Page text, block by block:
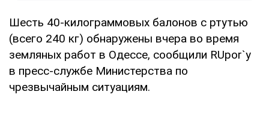
Шесть 40-килограммовых балонов с ртутью
(всего 240 кг) обнаружены вчера во время
земляных работ в Одессе, сообщили RUpor`y
в пресс-службе Министерства по
чрезвычайным ситуациям.